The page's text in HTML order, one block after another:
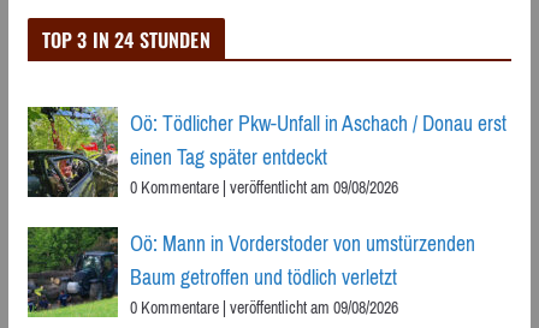
TOP 3 IN 24 STUNDEN
Oö: Tödlicher Pkw-Unfall in Aschach / Donau erst
einen Tag später entdeckt
0 Kommentare|veröffentlicht am 09/08/2026
Oö: Mann in Vorderstoder von umstürzenden
Baum getroffen und tödlich verletzt
0 Kommentare|veröffentlicht am 09/08/2026